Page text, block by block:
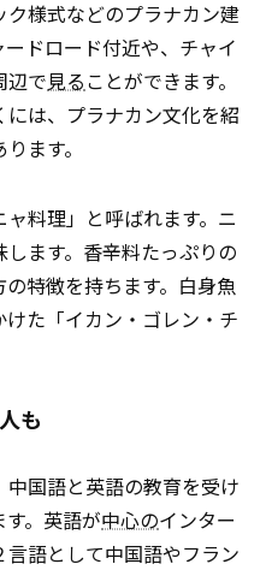
様式などのプラナカン建
ドロード付近や、チャイ
辺で見ることができます。
は、プラナカン文化を紹
ます。
料理」と呼ばれます。ニ
ます。香辛料たっぷりの
特徴を持ちます。白身魚
けた「イカン・ゴレン・チ
も
国語と英語の教育を受け
。英語が中心のインター
語として中国語やフラン